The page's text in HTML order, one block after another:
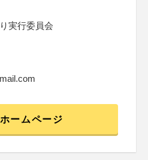
実行委員会
ームページ